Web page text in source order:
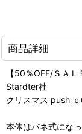
商品詳細
【50％OFF/ＳＡＬ
Stardter社
クリスマス push
本体はバネ式になっ